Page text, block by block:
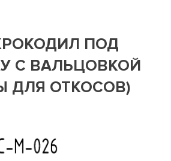
ПОД
С ВАЛЬЦОВКОЙ
ДЛЯ ОТКОСОВ)